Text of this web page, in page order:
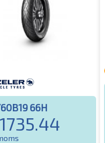
66H
1735.44